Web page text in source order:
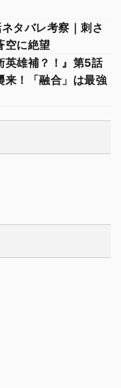
タバレ考察｜刺さ
空に絶望
英雄補？！』第5話
来！「融合」は最強